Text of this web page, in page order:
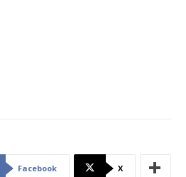
Facebook X